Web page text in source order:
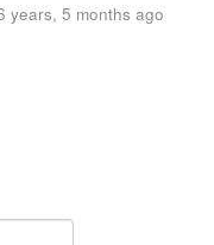
years, 5 months ago